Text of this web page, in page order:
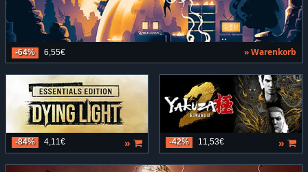
-64% 6,55€ » Warenkorb
-84% 4,11€ » -42% 11,53€ »